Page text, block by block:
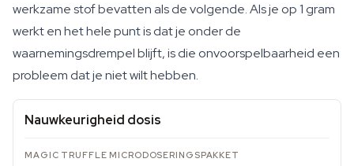
werkzame stof bevatten als de volgende. Als je op 1 gram
werkt en het hele punt is dat je onder de
waarnemingsdrempel blijft, is die onvoorspelbaarheid een
probleem dat je niet wilt hebben.
Nauwkeurigheid dosis